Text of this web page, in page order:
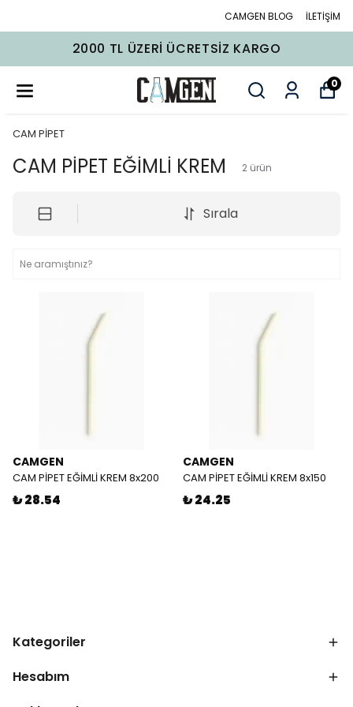
CAMGEN BLOG İLETİŞİM
2000 TL ÜZERI ÜCRETSIZ KARGO
0
CAM PİPET
CAM PİPET EĞİMLİ KREM 2 ürün
Sırala
CAMGEN
CAM PİPET EĞİMLİ KREM 8x200
₺ 28.54
CAMGEN
CAM PİPET EĞİMLİ KREM 8x150
₺ 24.25
Kategoriler
Hesabım